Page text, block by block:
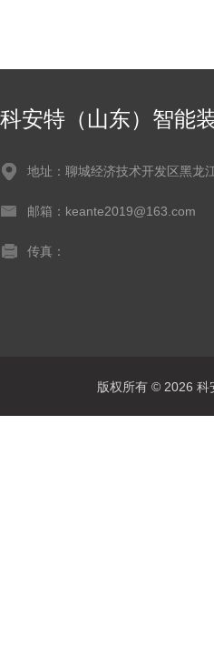
科安特（山东）智能
地址：聊城经济技术开发区黑龙
邮箱：keante2019@163.com
传真：
版权所有 © 2026